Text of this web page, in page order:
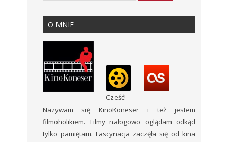
O MNIE
Cześć!
Nazywam się KinoKoneser i też jestem
filmoholikiem. Filmy nałogowo oglądam odkąd
tylko pamiętam. Fascynacja zaczęła się od kina